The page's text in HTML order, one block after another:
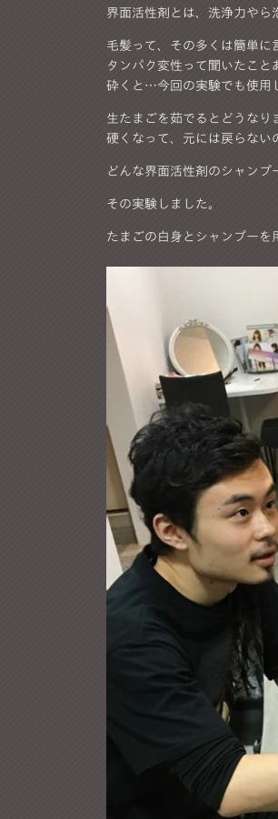
界面活性剤とは、洗浄力やら
毛髪って、その多くは簡単に
タンパク変性って聞いたこと
砕くと…今回の実験でも使用
生たまごを茹でるとどうなり
硬くなって、元には戻らない
どんな界面活性剤のシャン
その実験しました。
たまごの白身とシャンプーを